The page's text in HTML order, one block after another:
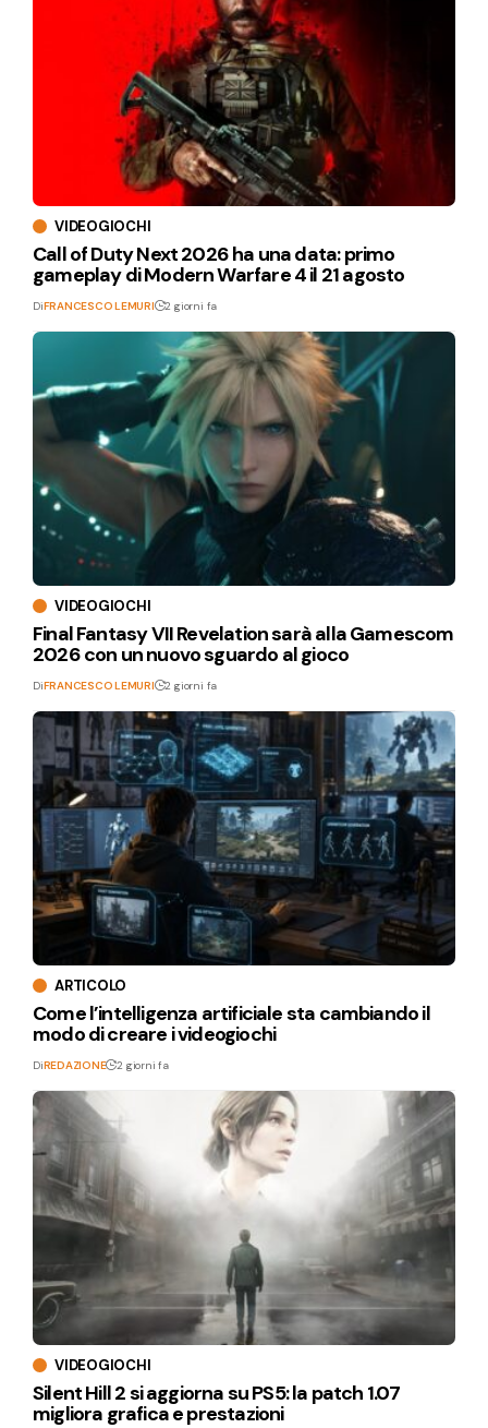
VIDEOGIOCHI
Call of Duty Next 2026 ha una data: primo
gameplay di Modern Warfare 4 il 21 agosto
DiFRANCESCO LEMURI 2 giorni fa
VIDEOGIOCHI
Final Fantasy VII Revelation sarà alla Gamescom
2026 con un nuovo sguardo al gioco
DiFRANCESCO LEMURI 2 giorni fa
ARTICOLO
Come l’intelligenza artificiale sta cambiando il
modo di creare i videogiochi
DiREDAZIONE 2 giorni fa
VIDEOGIOCHI
Silent Hill 2 si aggiorna su PS5: la patch 1.07
migliora grafica e prestazioni